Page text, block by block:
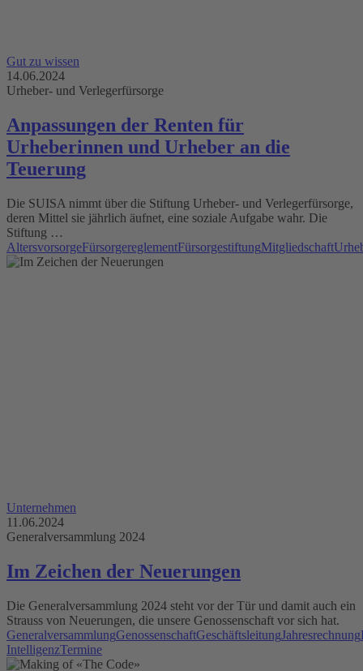
Gut zu wissen
14.06.2024
Urheber- und Verlegerfürsorge
Anpassungen der Renten für
Urheberinnen und Urheber an die
Teuerung
Die SUISA nimmt über die Stiftung Urheber- und Verlegerfürsorge,
deren Mittel sie jährlich äufnet, eine soziale Aufgabe wahr. Die
Stiftung …
AltersvorsorgeFürsorgereglementFürsorgestiftungMitgliedschaft
Unternehmen
11.06.2024
Generalversammlung 2024
Im Zeichen der Neuerungen
Die Generalversammlung 2024 steht vor der Tür und damit auch ein
Strauss von Neuerungen, die unsere Genossenschaft vor sich hat.
GeneralversammlungGenossenschaftGeschäftsleitungJahresrechnung
IntelligenzTermine